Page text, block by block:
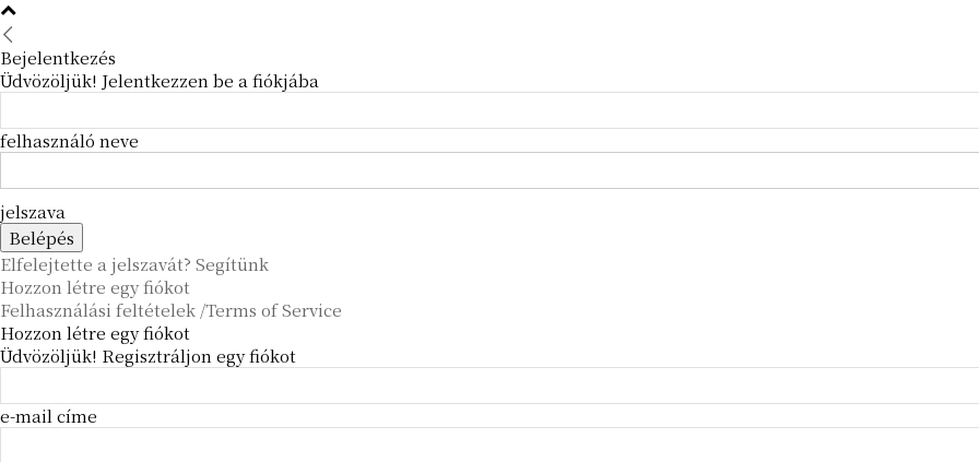
Bejelentkezés
Üdvözöljük! Jelentkezzen be a fiókjába
felhasználó neve
jelszava
Elfelejtette a jelszavát? Segítünk
Hozzon létre egy fiókot
Felhasználási feltételek /Terms of Service
Hozzon létre egy fiókot
Üdvözöljük! Regisztráljon egy fiókot
e-mail címe